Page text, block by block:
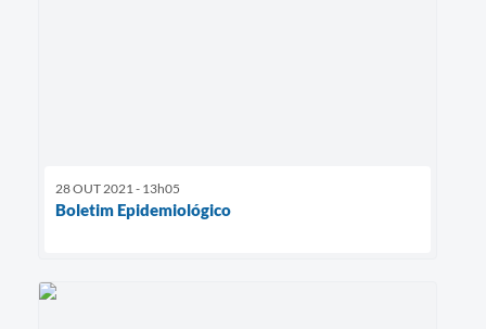
28 OUT 2021 - 13h05
Boletim Epidemiológico